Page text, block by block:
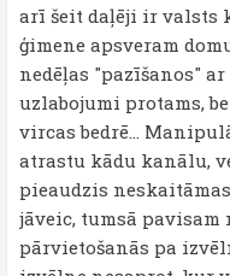
arī šeit daļēji ir valsts
ģimene apsveram
nedēļas "pazīšanos"
uzlabojumi protams,
vircas bedrē...
atrastu kādu kanālu,
pieaudzis
jāveic, tumsā
pārvietošanās pa